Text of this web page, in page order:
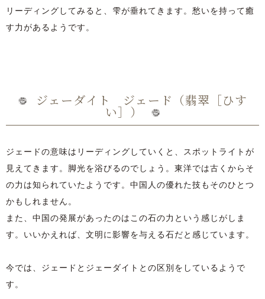
リーディングしてみると、雫が垂れてきます。愁いを持って癒
す力があるようです。
ジェーダイト ジェード（翡翠［ひす
い］）
ジェードの意味はリーディングしていくと、スポットライトが
見えてきます。脚光を浴びるのでしょう。東洋では古くからそ
の力は知られていたようです。中国人の優れた技もそのひとつ
かもしれません。
また、中国の発展があったのはこの石の力という感じがしま
す。いいかえれば、文明に影響を与える石だと感じています。
今では、ジェードとジェーダイトとの区別をしているようで
す。